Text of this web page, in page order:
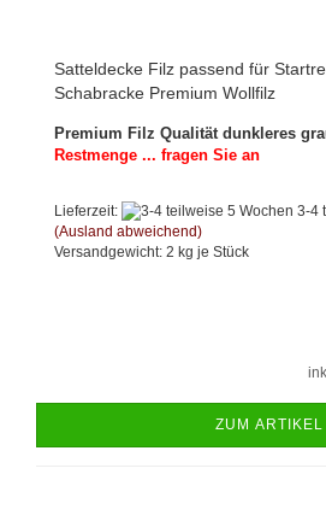
Satteldecke Filz passend für
Schabracke Premium Wollfilz
Premium Filz Qualität dunkleres
Restmenge ... fragen Sie an
Lieferzeit:
3-4
(Ausland abweichend)
Versandgewicht: 2 kg je Stück
ZUM ARTIKEL